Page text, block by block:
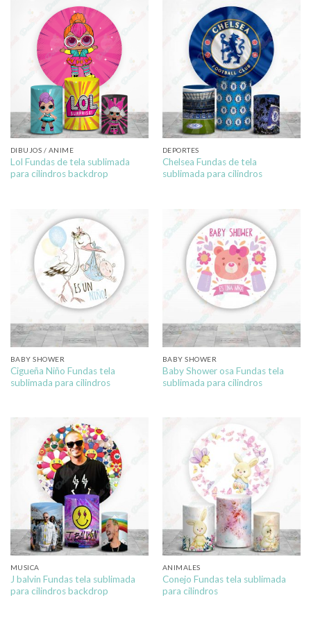
DIBUJOS / ANIME
Lol Fundas de tela sublimada
para cilindros backdrop
DEPORTES
Chelsea Fundas de tela
sublimada para cilindros
BABY SHOWER
Cigueña Niño Fundas tela
sublimada para cilindros
BABY SHOWER
Baby Shower osa Fundas tela
sublimada para cilindros
MUSICA
J balvin Fundas tela sublimada
para cilindros backdrop
ANIMALES
Conejo Fundas tela sublimada
para cilindros